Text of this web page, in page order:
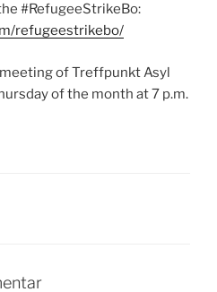
#RefugeeStrikeBo:
refugeestrikebo/
of Treffpunkt Asyl
of the month at 7 p.m.